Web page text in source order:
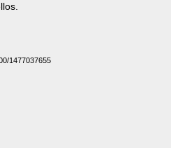
1477037655